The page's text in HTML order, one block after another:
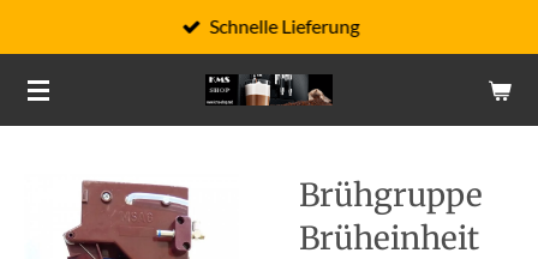
Hauptinhalt
springen
Schnelle Lieferung
Brühgruppe
Brüheinheit